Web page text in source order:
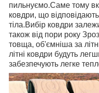
пильнуємо.Саме тому
ковдри, що
тіла.Вибір ковдри
також від пори року
товща, об'ємніша за
літні ковдри будуть
забезпечують легке